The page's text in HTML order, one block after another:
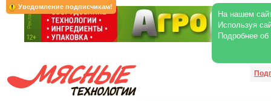
Уведомление подписчикам!
На нашем
Используя
Подробнее